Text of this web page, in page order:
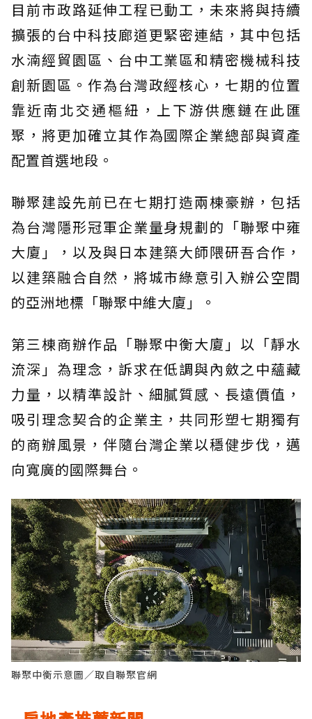
目前市政路延伸工程已動工，未來將與持續
擴張的台中科技廊道更緊密連結，其中包括
水湳經貿園區、台中工業區和精密機械科技
創新園區。作為台灣政經核心，七期的位置
靠近南北交通樞紐，上下游供應鏈在此匯
聚，將更加確立其作為國際企業總部與資產
配置首選地段。
聯聚建設先前已在七期打造兩棟豪辦，包括
為台灣隱形冠軍企業量身規劃的「聯聚中雍
大廈」，以及與日本建築大師隈研吾合作，
以建築融合自然，將城市綠意引入辦公空間
的亞洲地標「聯聚中維大廈」。
第三棟商辦作品「聯聚中衡大廈」以「靜水
流深」為理念，訴求在低調與內斂之中蘊藏
力量，以精準設計、細膩質感、長遠價值，
吸引理念契合的企業主，共同形塑七期獨有
的商辦風景，伴隨台灣企業以穩健步伐，邁
向寬廣的國際舞台。
聯聚中衡示意圖／取自聯聚官網